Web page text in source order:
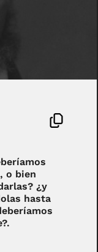
o bien
¿y
hasta